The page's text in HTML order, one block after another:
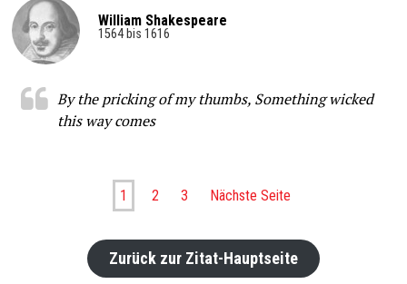
William Shakespeare
1564 bis 1616
By the pricking of my thumbs, Something wicked
this way comes
1 2 3 Nächste Seite
Zurück zur Zitat-Hauptseite